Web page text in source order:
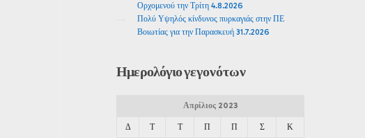
Ορχομενού την Τρίτη 4.8.2026
Πολύ Υψηλός κίνδυνος πυρκαγιάς στην ΠΕ
Βοιωτίας για την Παρασκευή 31.7.2026
Ημερολόγιογεγονότων
Απρίλιος 2023
Δ Τ Τ Π Π Σ Κ